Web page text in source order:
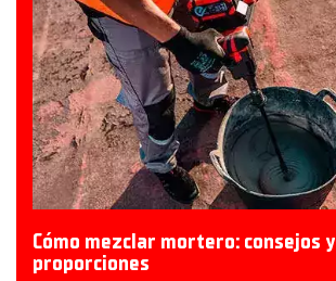
Cómo mezclar mortero: consejos y
proporciones